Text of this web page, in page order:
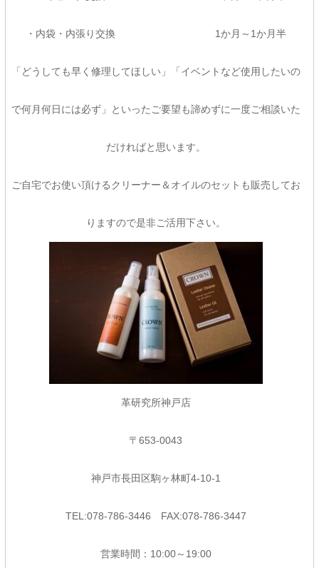
・内袋・内張り交換 1か月～1か月半
「どうしても早く修理してほしい」「イベントなど使用したいの
で何月何日には必ず」といったご要望も諦めずに一度ご相談いた
だければと思います。
ご自宅でお使い頂けるクリーナー＆オイルのセットも販売してお
りますので是非ご活用下さい。
革研究所神戸店
〒653-0043
神戸市長田区駒ヶ林町4-10-1
TEL:078-786-3446 FAX:078-786-3447
営業時間：10:00～19:00